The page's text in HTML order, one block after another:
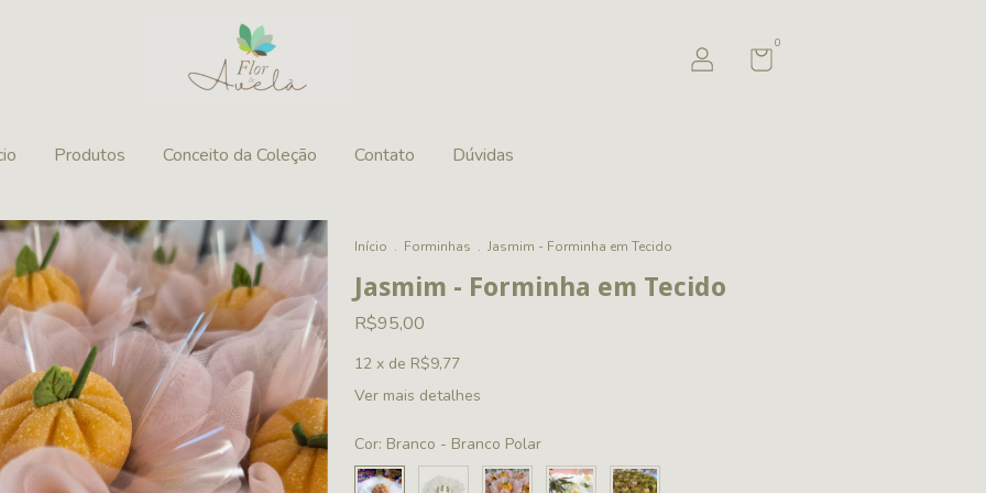
0
Produtos Conceito da Coleção Contato Dúvidas
Início . Forminhas . Jasmim - Forminha em Tecido
Jasmim - Forminha em Tecido
R$95,00
12 x de R$9,77
Ver mais detalhes
Cor: Branco - Branco Polar